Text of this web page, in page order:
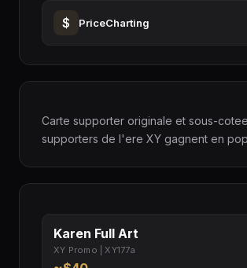
$ PriceCharting
Carte supporter originale et sous-
supporters de l'ere XY gagnent en
Karen Full Art
XY Promo | XY177a